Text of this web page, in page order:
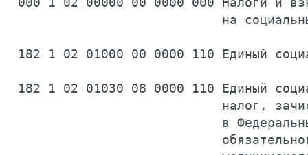
на
182 1 02 01000 00 0000 110 Единый
182 1 02 01030 08 0000 110 Единый
налог,
в